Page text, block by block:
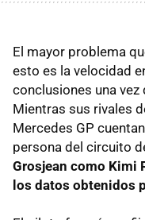
El mayor problema
esto es la velocidad
conclusiones una vez
Mientras sus rivales
Mercedes GP
persona del circuito
Grosjean como Kimi
los datos obtenidos